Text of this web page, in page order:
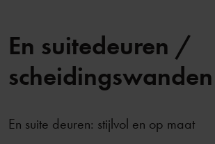
En suitedeuren /
scheidingswanden
En suite deuren: stijlvol en op maat